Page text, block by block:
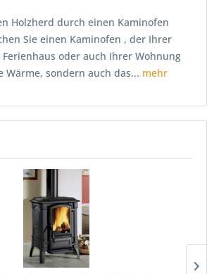
Holzherd durch einen Kaminofen
Sie einen Kaminofen , der Ihrer
oder auch Ihrer Wohnung
Wärme, sondern auch das... mehr